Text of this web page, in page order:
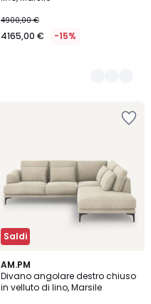
4900,00 €
4165,00 € -15%
Saldi
AM.PM
Divano angolare destro chiuso
in velluto di lino, Marsile
5
Colori